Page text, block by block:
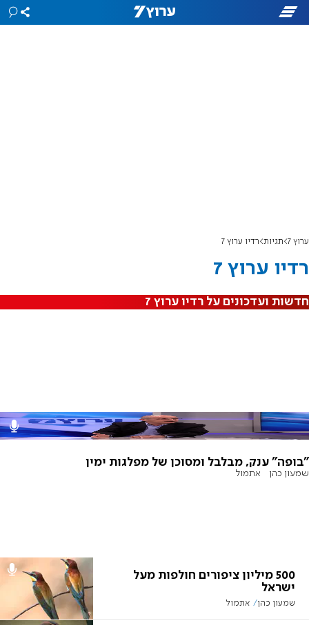
ערוץ 7 תגיות רדיו ערוץ 7
רדיו ערוץ 7
חדשות ועדכונים על רדיו ערוץ 7
"בופה" ענק, מבלבל ומסוכן של מפלגות ימין
שמעון כהן אתמול
500 מיליון ציפורים חולפות מעל
ישראל
שמעון כהן אתמול